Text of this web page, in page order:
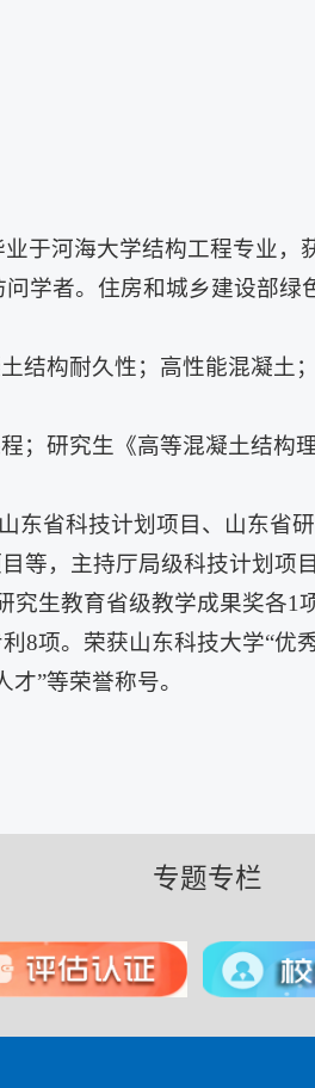
于河海大学结构工程专业，
学者。住房和城乡建设部绿
结构耐久性；高性能混凝土
；研究生《高等混凝土结构理
东省科技计划项目、山东省
等，主持厅局级科技计划项目
究生教育省级教学成果奖各1
8项。荣获山东科技大学“优
”等荣誉称号。
专题专栏